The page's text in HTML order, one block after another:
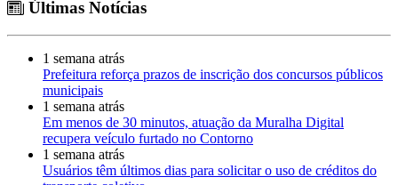
Últimas Notícias
1 semana atrás
Prefeitura reforça prazos de inscrição dos concursos públicos
municipais
1 semana atrás
Em menos de 30 minutos, atuação da Muralha Digital
recupera veículo furtado no Contorno
1 semana atrás
Usuários têm últimos dias para solicitar o uso de créditos do